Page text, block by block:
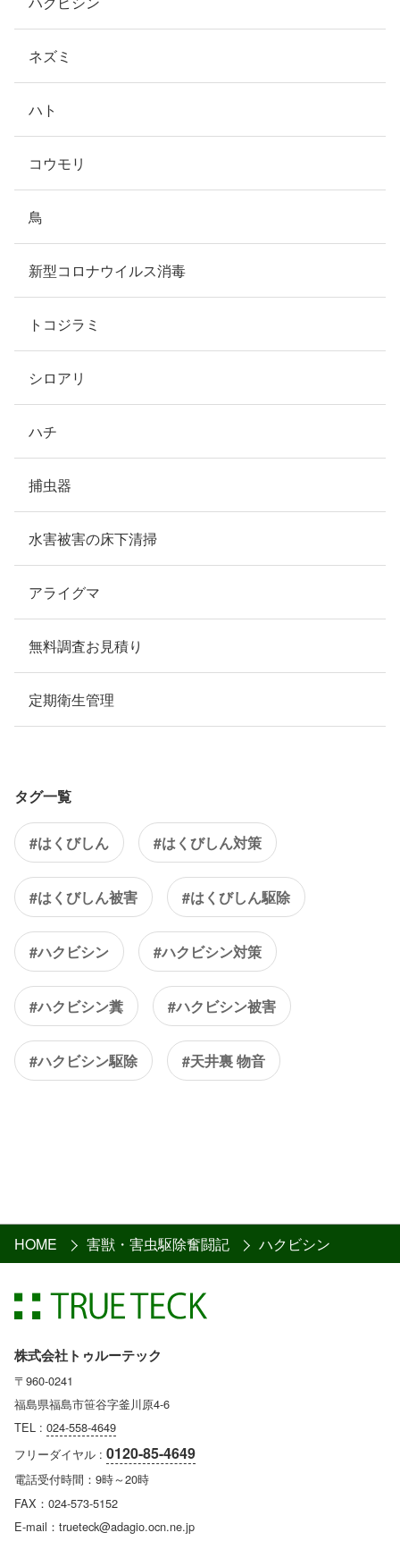
ネズミ
ハト
コウモリ
鳥
新型コロナウイルス消毒
トコジラミ
シロアリ
ハチ
捕虫器
水害被害の床下清掃
アライグマ
無料調査お見積り
定期衛生管理
タグ一覧
#はくびしん #はくびしん対策
#はくびしん被害 #はくびしん駆除
#ハクビシン #ハクビシン対策
#ハクビシン糞 #ハクビシン被害
#ハクビシン駆除 #天井裏 物音
HOME 害獣・害虫駆除奮闘記 ハクビシン
株式会社トゥルーテック
〒960-0241
福島県福島市笹谷字釜川原4-6
TEL : 024-558-4649
フリーダイヤル : 0120-85-4649
電話受付時間：9時～20時
FAX：024-573-5152
E-mail：trueteck@adagio.ocn.ne.jp